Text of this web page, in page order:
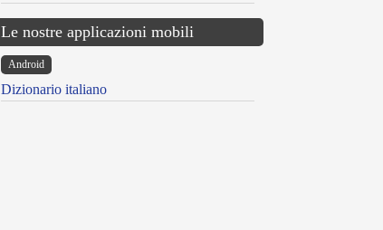
Le nostre applicazioni mobili
Android
Dizionario italiano